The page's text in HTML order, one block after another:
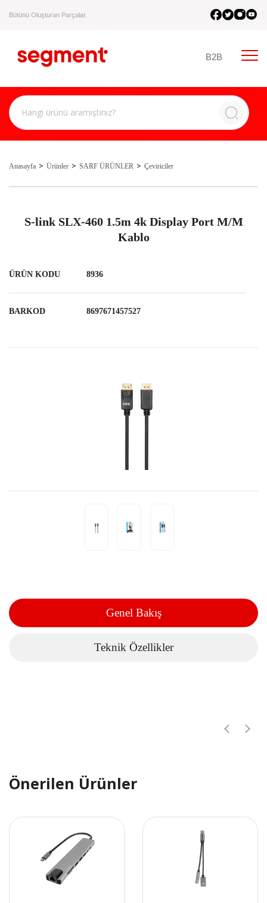
Bütünü Oluşturan Parçalar.
B2B
Anasayfa Ürünler SARF ÜRÜNLER Çeviriciler
S-link SLX-460 1.5m 4k Display Port M/M
Kablo
ÜRÜN KODU 8936
BARKOD 8697671457527
Genel Bakış
Teknik Özellikler
Önerilen Ürünler